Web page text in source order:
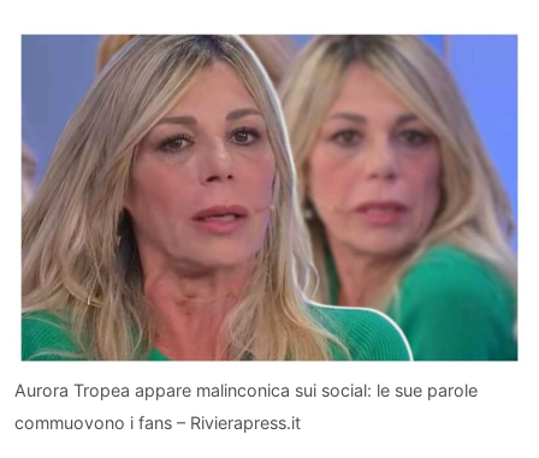
Aurora Tropea appare malinconica sui social: le sue parole
commuovono i fans – Rivierapress.it